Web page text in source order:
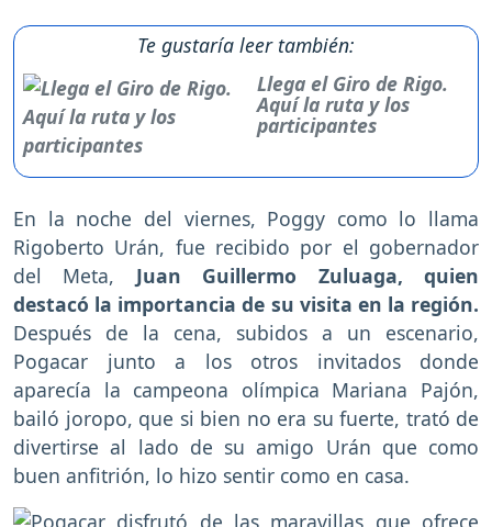
Te gustaría leer también:
Llega el Giro de Rigo.
Aquí la ruta y los
participantes
En la noche del viernes, Poggy como lo llama
Rigoberto Urán, fue recibido por el gobernador
del Meta, Juan Guillermo Zuluaga, quien
destacó la importancia de su visita en la región.
Después de la cena, subidos a un escenario,
Pogacar junto a los otros invitados donde
aparecía la campeona olímpica Mariana Pajón,
bailó joropo, que si bien no era su fuerte, trató de
divertirse al lado de su amigo Urán que como
buen anfitrión, lo hizo sentir como en casa.